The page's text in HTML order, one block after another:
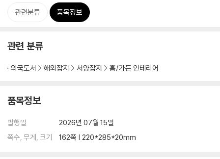
관련분류 품목정보
관련 분류
외국도서 해외잡지 서양잡지 홈/가든 인테리어
품목정보
발행일
2026년 07월 15일
쪽수, 무게, 크기
162쪽 | 220*285*20mm